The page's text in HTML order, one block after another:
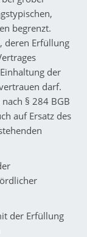
begrenzt.
deren Erfüllung
der
darf.
§ 284 BGB
auf Ersatz des
der Erfüllung